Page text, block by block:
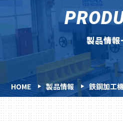
製品情報
HOME 製品情報 鉄鋼加工